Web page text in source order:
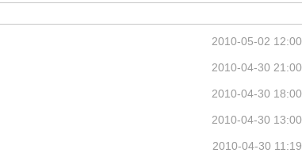
2010-05-02 12:00
2010-04-30 21:00
2010-04-30 18:00
2010-04-30 13:00
2010-04-30 11:19